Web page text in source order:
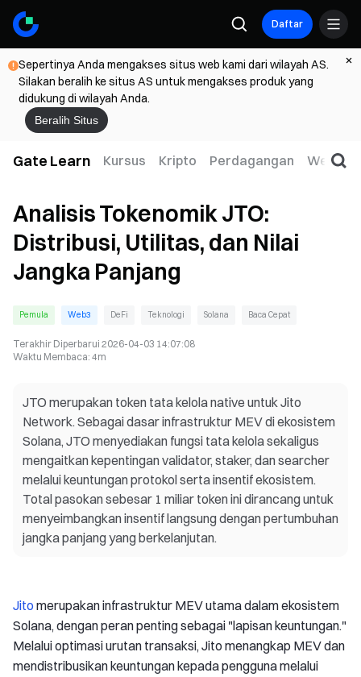
Daftar
Sepertinya Anda mengakses situs web kami dari wilayah AS.
Silakan beralih ke situs AS untuk mengakses produk yang
didukung di wilayah Anda.
Beralih Situs
Gate Learn Kursus Kripto Perdagangan Web3
Analisis Tokenomik JTO:
Distribusi, Utilitas, dan Nilai
Jangka Panjang
Pemula Web3 DeFi Teknologi Solana Baca Cepat
Terakhir Diperbarui 2026-04-03 14:07:08
Waktu Membaca: 4m
JTO merupakan token tata kelola native untuk Jito
Network. Sebagai dasar infrastruktur MEV di ekosistem
Solana, JTO menyediakan fungsi tata kelola sekaligus
mengaitkan kepentingan validator, staker, dan searcher
melalui keuntungan protokol serta insentif ekosistem.
Total pasokan sebesar 1 miliar token ini dirancang untuk
menyeimbangkan insentif langsung dengan pertumbuhan
jangka panjang yang berkelanjutan.
Jito merupakan infrastruktur MEV utama dalam ekosistem
Solana, dengan peran penting sebagai "lapisan keuntungan."
Melalui optimasi urutan transaksi, Jito menangkap MEV dan
mendistribusikan keuntungan kepada pengguna melalui